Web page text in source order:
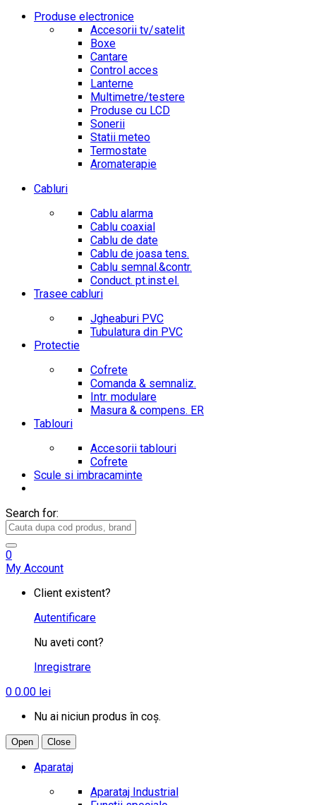
Produse electronice
Accesorii tv/satelit
Boxe
Cantare
Control acces
Lanterne
Multimetre/testere
Produse cu LCD
Sonerii
Statii meteo
Termostate
Aromaterapie
Cabluri
Cablu alarma
Cablu coaxial
Cablu de date
Cablu de joasa tens.
Cablu semnal.&contr.
Conduct. pt.inst.el.
Trasee cabluri
Jgheaburi PVC
Tubulatura din PVC
Protectie
Cofrete
Comanda & semnaliz.
Intr. modulare
Masura & compens. ER
Tablouri
Accesorii tablouri
Cofrete
Scule si imbracaminte
Search for:
0
My Account
Client existent?
Autentificare
Nu aveti cont?
Inregistrare
0 0.00 lei
Nu ai niciun produs în coș.
Open Close
Aparataj
Aparataj Industrial